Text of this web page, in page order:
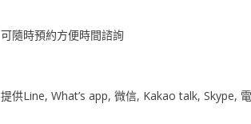
可隨時預約方便時間諮詢
提供Line, What’s app, 微信, Kakao talk, Skype,